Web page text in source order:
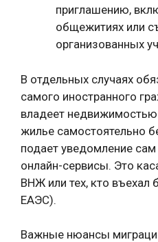
приглашению,
общежитиях или
организованных
В отдельных случаях
самого иностранного
владеет недвижимостью
жилье самостоятельно
подает уведомление
онлайн-сервисы. Это
ВНЖ или тех, кто въехал
ЕАЭС).
Важные нюансы